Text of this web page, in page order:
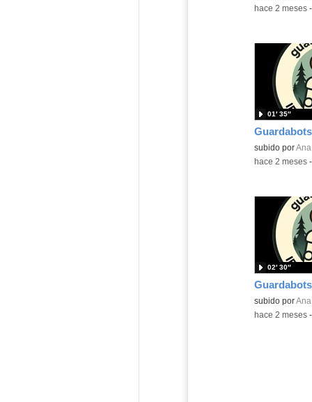
-hace 2 meses-
Contenido
subido porAna
01′ 35″
-hace 2 meses-
Contenido
subido porAna
02′ 30″
-hace 2 meses-